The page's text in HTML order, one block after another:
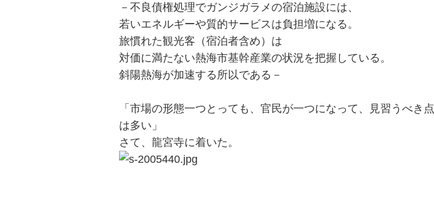
－不良債権処理でガンジガラメの宿泊施設には、
若いエネルギーや質的サービスは負担増になる。
旅慣れた観光客（宿泊者含め）は
対価に満たない熱海市基幹産業の状況を把握している。
斜陽熱海が加速する所以である－
「市場の形態一つとっても、官民が一つになって、見習うべき点
は多い」
さて、龍宮寺に着いた。